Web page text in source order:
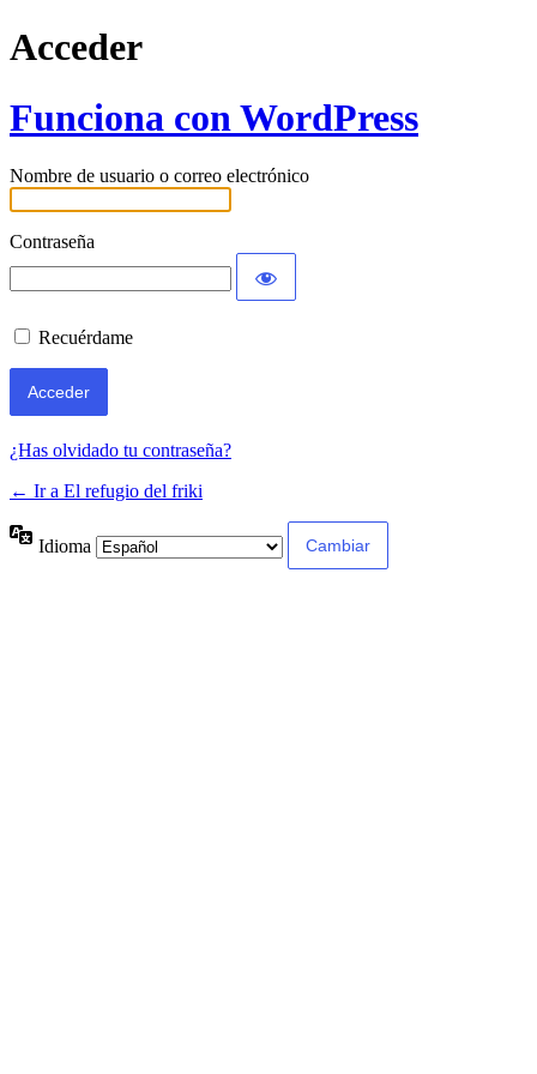
Acceder
Funciona con WordPress
Nombre de usuario o correo electrónico
Contraseña
Recuérdame
¿Has olvidado tu contraseña?
← Ir a El refugio del friki
Idioma